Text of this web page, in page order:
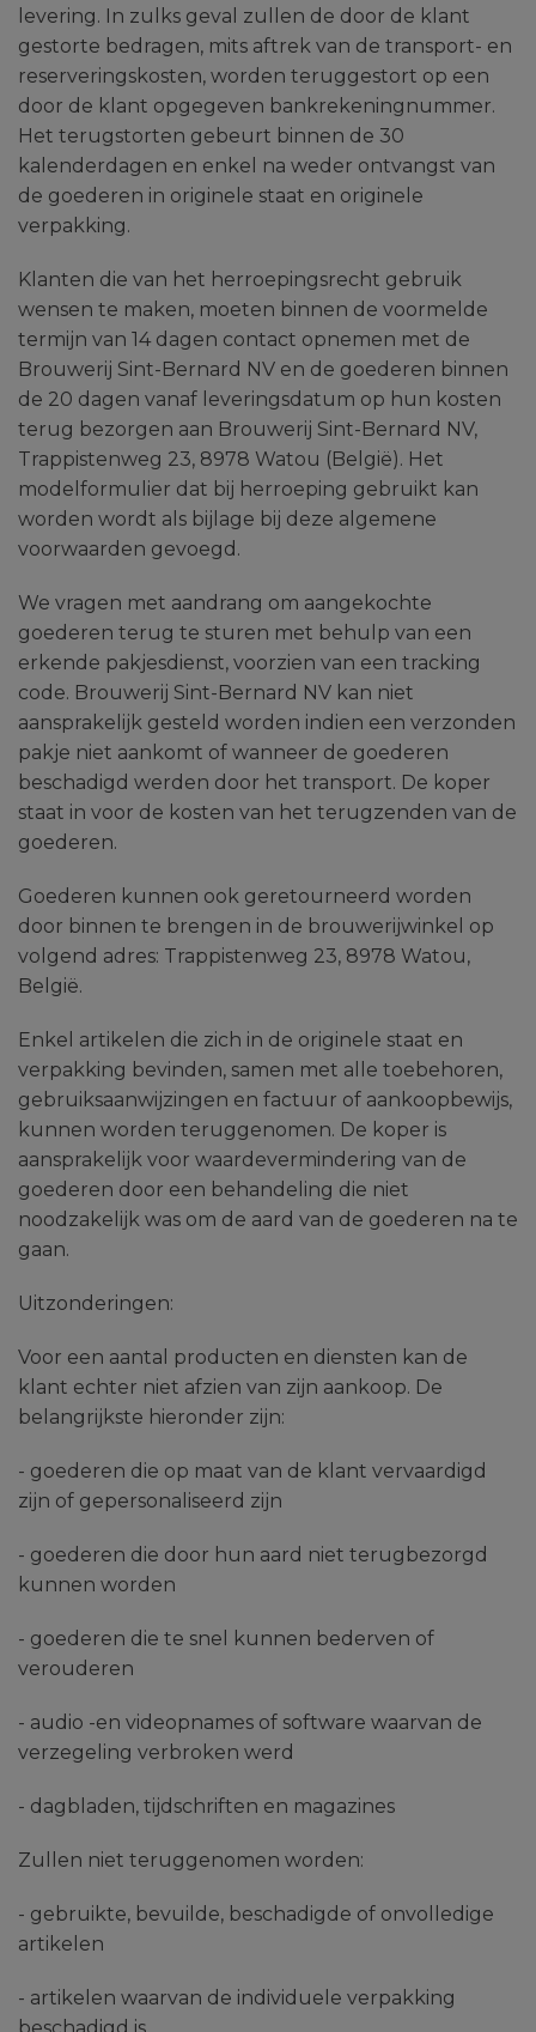
levering. In zulks geval zullen de door de klant
gestorte bedragen, mits aftrek van de transport- en
reserveringskosten, worden teruggestort op een
door de klant opgegeven bankrekeningnummer.
Het terugstorten gebeurt binnen de 30
kalenderdagen en enkel na weder ontvangst van
de goederen in originele staat en originele
verpakking.
Klanten die van het herroepingsrecht gebruik
wensen te maken, moeten binnen de voormelde
termijn van 14 dagen contact opnemen met de
Brouwerij Sint-Bernard NV en de goederen binnen
de 20 dagen vanaf leveringsdatum op hun kosten
terug bezorgen aan Brouwerij Sint-Bernard NV,
Trappistenweg 23, 8978 Watou (België). Het
modelformulier dat bij herroeping gebruikt kan
worden wordt als bijlage bij deze algemene
voorwaarden gevoegd.
We vragen met aandrang om aangekochte
goederen terug te sturen met behulp van een
erkende pakjesdienst, voorzien van een tracking
code. Brouwerij Sint-Bernard NV kan niet
aansprakelijk gesteld worden indien een verzonden
pakje niet aankomt of wanneer de goederen
beschadigd werden door het transport. De koper
staat in voor de kosten van het terugzenden van de
goederen.
Goederen kunnen ook geretourneerd worden
door binnen te brengen in de brouwerijwinkel op
volgend adres: Trappistenweg 23, 8978 Watou,
België.
Enkel artikelen die zich in de originele staat en
verpakking bevinden, samen met alle toebehoren,
gebruiksaanwijzingen en factuur of aankoopbewijs,
kunnen worden teruggenomen. De koper is
aansprakelijk voor waardevermindering van de
goederen door een behandeling die niet
noodzakelijk was om de aard van de goederen na te
gaan.
Uitzonderingen:
Voor een aantal producten en diensten kan de
klant echter niet afzien van zijn aankoop. De
belangrijkste hieronder zijn:
- goederen die op maat van de klant vervaardigd
zijn of gepersonaliseerd zijn
- goederen die door hun aard niet terugbezorgd
kunnen worden
- goederen die te snel kunnen bederven of
verouderen
- audio -en videopnames of software waarvan de
verzegeling verbroken werd
- dagbladen, tijdschriften en magazines
Zullen niet teruggenomen worden:
- gebruikte, bevuilde, beschadigde of onvolledige
artikelen
- artikelen waarvan de individuele verpakking